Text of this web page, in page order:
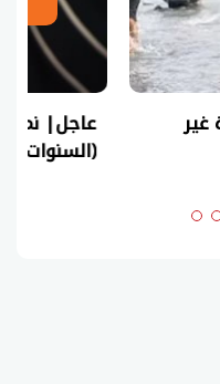
عاجل| نموذج حل امتحان أحياء ثانوية عامة 2026